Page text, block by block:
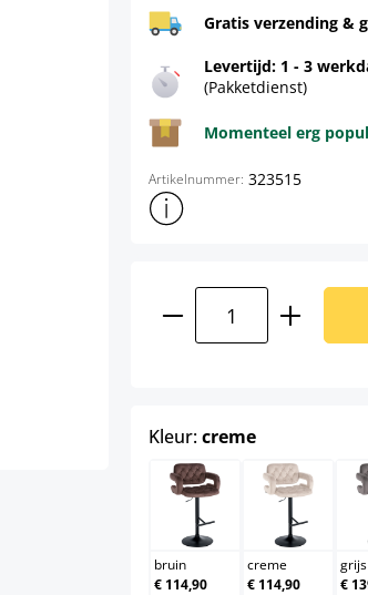
Gratis verzending &
Levertijd: 1 - 3
(Pakketdienst)
Momenteel erg
Artikelnummer: 323515
Toon meer productinformatie
Kleur:cremeselect
bruin
bruin
€ 114,90
creme
creme
€ 114,90
grijs
€